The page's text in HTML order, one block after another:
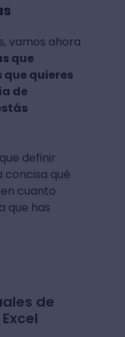
vamos ahora
que
quieres
de
definir
qué
cuanto
que has
de